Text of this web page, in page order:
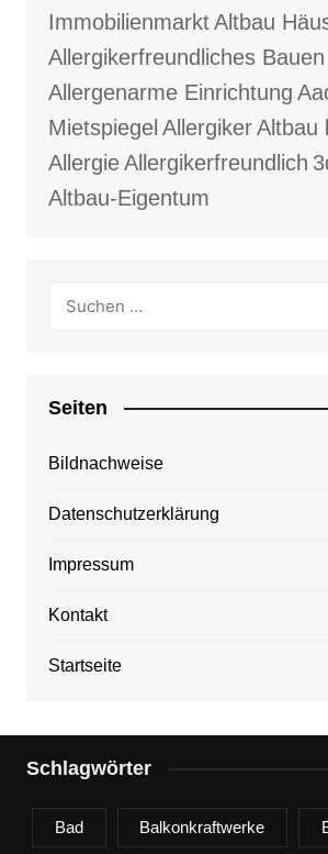
ImmobilienmarktAltbau
Allergikerfreundliches Bauen
Allergenarme Einrichtung
Mietspiegel AllergikerAltbau
AllergieAllergikerfreundlich
Altbau-Eigentum
Seiten
Bildnachweise
Datenschutzerklärung
Impressum
Kontakt
Startseite
Schlagwörter
Bad Balkonkraftwerke